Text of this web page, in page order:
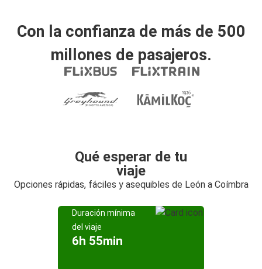
Con la confianza de más de 500
millones de pasajeros.
Qué esperar de tu
viaje
Opciones rápidas, fáciles y asequibles de León a Coímbra
Duración mínima
del viaje
6h 55min